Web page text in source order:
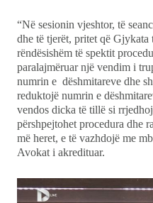
“Në sesionin vjeshtor, të
dhe të tjerët, pritet që Gjykata
rëndësishëm të spektit
paralajmëruar një vendim i
numrin e dëshmitareve dhe
reduktojë numrin e
vendos dicka të tillë si
përshpejtohet procedura dhe
më heret, e të vazhdojë me
Avokat i akredituar.